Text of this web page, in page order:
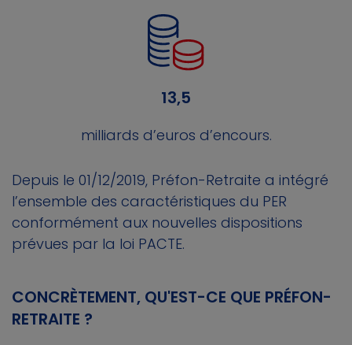
13,5
milliards d’euros d’encours.
Depuis le 01/12/2019, Préfon-Retraite a intégré
l’ensemble des caractéristiques du PER
conformément aux nouvelles dispositions
prévues par la loi PACTE.
CONCRÈTEMENT, QU'EST-CE QUE PRÉFON-
RETRAITE ?